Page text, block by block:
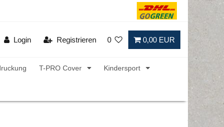
Login Registrieren 0 0,00 EUR
T-PRO Cover Kindersport